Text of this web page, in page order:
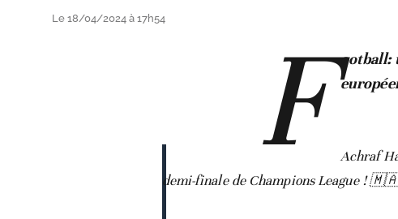
Le 18/04/2024 à 17h54 F ootball:
Achraf
demi-finale de Champions League !